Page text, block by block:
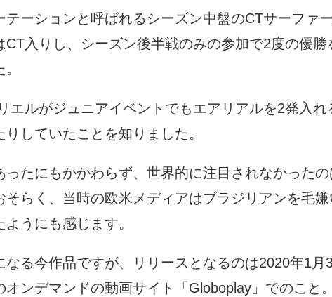
テーションと呼ばれるシーズン中盤のCTサーファ
CT入りし、シーズン後半戦のみの参加で2度の優勝
エルがジュニアイベントでもエアリアルを2発入れ
していたことを知りました。
ったにもかかわらず、世界的に注目されなかったの
らく、当時の欧米メディアはブラジリアンを毛嫌
うにも感じます。
る今作品ですが、リリースとなるのは2020年1月
ンデマンドの動画サイト「Globoplay」でのこと。